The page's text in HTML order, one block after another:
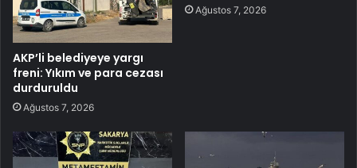
AKP’li belediyeye yargı
freni: Yıkım ve para cezası
durduruldu
Ağustos 7, 2026
Ağustos 7, 2026